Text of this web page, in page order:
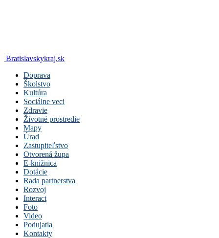
Bratislavskykraj.sk
Doprava
Školstvo
Kultúra
Sociálne veci
Zdravie
Životné prostredie
Mapy
Úrad
Zastupiteľstvo
Otvorená župa
E-knižnica
Dotácie
Rada partnerstva
Rozvoj
Interact
Foto
Video
Podujatia
Kontakty